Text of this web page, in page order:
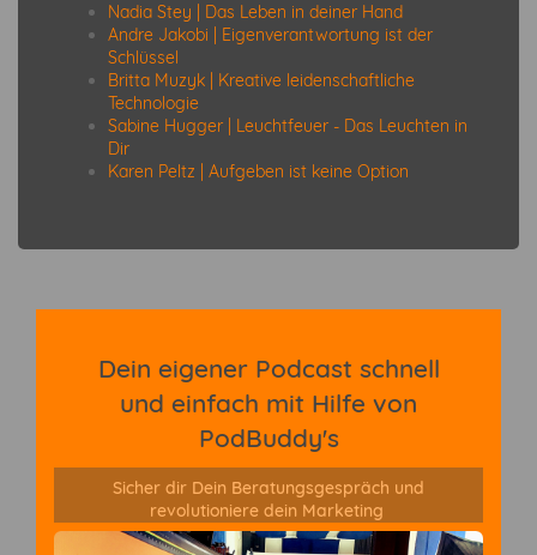
Nadia Stey | Das Leben in deiner Hand
Andre Jakobi | Eigenverantwortung ist der
Schlüssel
Britta Muzyk | Kreative leidenschaftliche
Technologie
Sabine Hugger | Leuchtfeuer - Das Leuchten in
Dir
Karen Peltz | Aufgeben ist keine Option
Dein eigener Podcast schnell
und einfach mit Hilfe von
PodBuddy's
Sicher dir Dein Beratungsgespräch und
revolutioniere dein Marketing